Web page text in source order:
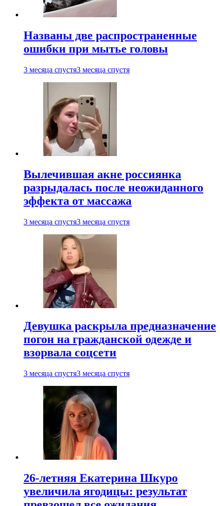
Названы две распространенные
ошибки при мытье головы
3 месяца спустя3 месяца спустя
Вылечившая акне россиянка
разрыдалась после неожиданного
эффекта от массажа
3 месяца спустя3 месяца спустя
Девушка раскрыла предназначение
погон на гражданской одежде и
взорвала соцсети
3 месяца спустя3 месяца спустя
26-летняя Екатерина Шкуро
увеличила ягодицы: результат